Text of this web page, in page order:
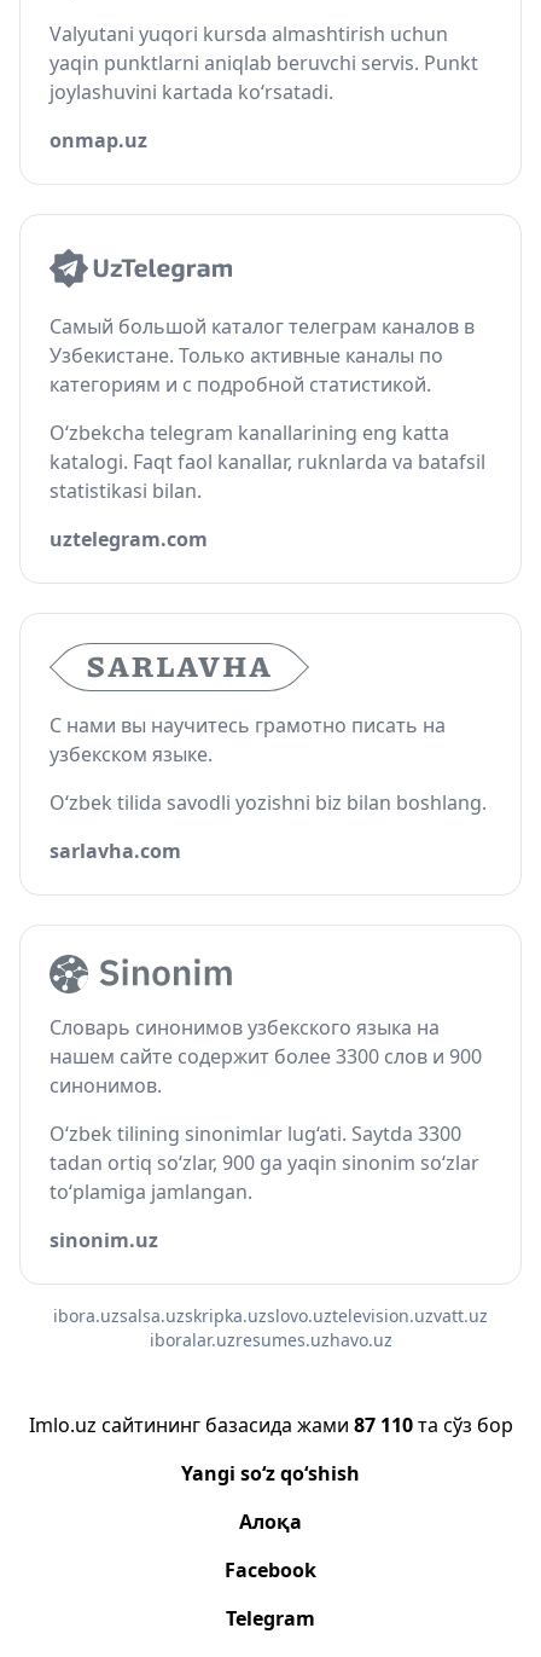
Valyutani yuqori kursda almashtirish uchun
yaqin punktlarni aniqlab beruvchi servis. Punkt
joylashuvini kartada ko‘rsatadi.
onmap.uz
Самый большой каталог телеграм каналов в
Узбекистане. Только активные каналы по
категориям и с подробной статистикой.
O‘zbekcha telegram kanallarining eng katta
katalogi. Faqt faol kanallar, ruknlarda va batafsil
statistikasi bilan.
uztelegram.com
С нами вы научитесь грамотно писать на
узбекском языке.
O‘zbek tilida savodli yozishni biz bilan boshlang.
sarlavha.com
Словарь синонимов узбекского языка на
нашем сайте содержит более 3300 слов и 900
синонимов.
O‘zbek tilining sinonimlar lug‘ati. Saytda 3300
tadan ortiq so‘zlar, 900 ga yaqin sinonim so‘zlar
to‘plamiga jamlangan.
sinonim.uz
ibora.uzsalsa.uzskripka.uzslovo.uztelevision.uzvatt.uz
iboralar.uzresumes.uzhavo.uz
Imlo.uz сайтининг базасида жами 87 110та сўз бор
Yangi so‘z qo‘shish
Алоқа
Facebook
Telegram